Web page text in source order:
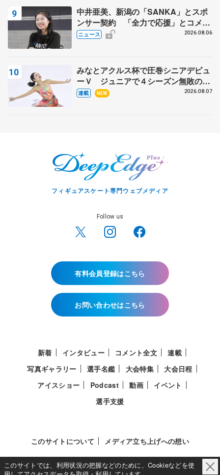
中井亜美、新潟の「SANKA」とスポ
ンサー契約 「全力で応援」とコメン
ト
ニュース 2026.08.06
みなとアクルス杯で圧巻シニアデビュ
ーＶ ジュニアで４シーズン無敗の島
田麻央
連載 NEW 2026.08.07
フィギュアスケート専門ウェブメディア
Follow us
有料会員登録はこちら
お問い合わせはこちら
新着 インタビュー コメント全文
連載
写真ギャラリー
選手名鑑 大会特集
大会日程
アイスショー
Podcast 動画
イベント
選手支援
このサイトについて メディア立ち上げへの想い
このサイトでは、利用状況の把握などのために、Cookieなどを使